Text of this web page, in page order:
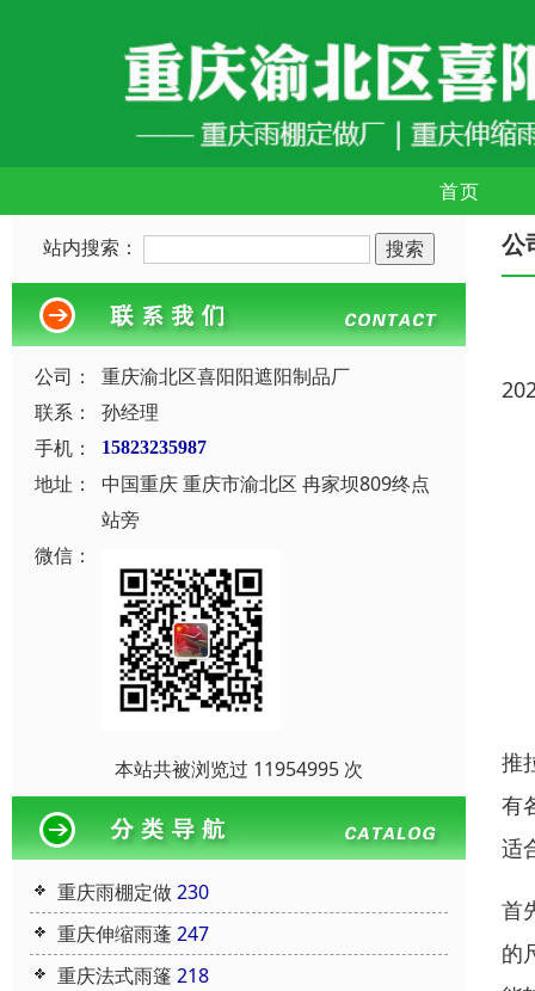
首页
站内搜索：
公司：
重庆渝北区喜阳阳遮阳制品厂
联系：
孙经理
手机：
15823235987
地址：
中国重庆 重庆市渝北区 冉家坝809终点
站旁
微信：
本站共被浏览过 11954995 次
重庆雨棚定做230
重庆伸缩雨蓬247
重庆法式雨篷 218
公
推
有
适
首
的